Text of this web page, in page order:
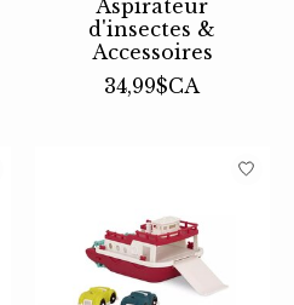
Aspirateur
d'insectes &
Accessoires
34,99$CA